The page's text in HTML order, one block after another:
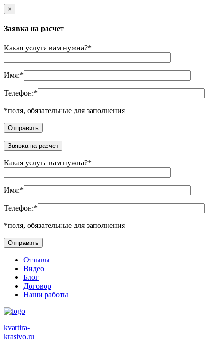
×
Заявка на расчет
Какая услуга вам нужна?*
Имя:*
Телефон:*
*поля, обязательные для заполнения
Заявка на расчет
Какая услуга вам нужна?*
Имя:*
Телефон:*
*поля, обязательные для заполнения
Отзывы
Видео
Блог
Договор
Наши работы
kvartira-
krasivo.ru